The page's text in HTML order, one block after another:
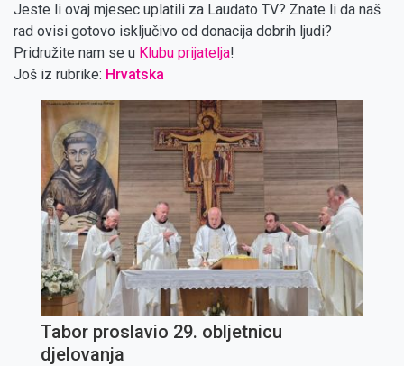
Jeste li ovaj mjesec uplatili za Laudato TV? Znate li da naš
rad ovisi gotovo isključivo od donacija dobrih ljudi?
Pridružite nam se u Klubu prijatelja!
Još iz rubrike: Hrvatska
Tabor proslavio 29. obljetnicu
djelovanja